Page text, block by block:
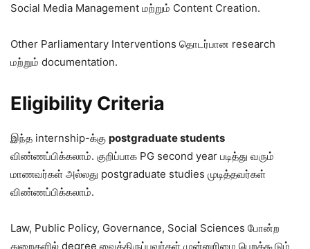
Social Media Management மற்றும் Content Creation.
Other Parliamentary Interventions தொடர்பான research
மற்றும் documentation.
Eligibility Criteria
இந்த internship-க்கு postgraduate students
விண்ணப்பிக்கலாம். குறிப்பாக PG second year படித்து வரும்
மாணவர்கள் அல்லது postgraduate studies முடித்தவர்கள்
விண்ணப்பிக்கலாம்.
Law, Public Policy, Governance, Social Sciences போன்ற
துறைகளில் degree வைத்திருப்பவர்கள் முன்னுரிமை பெறக்கூடும்